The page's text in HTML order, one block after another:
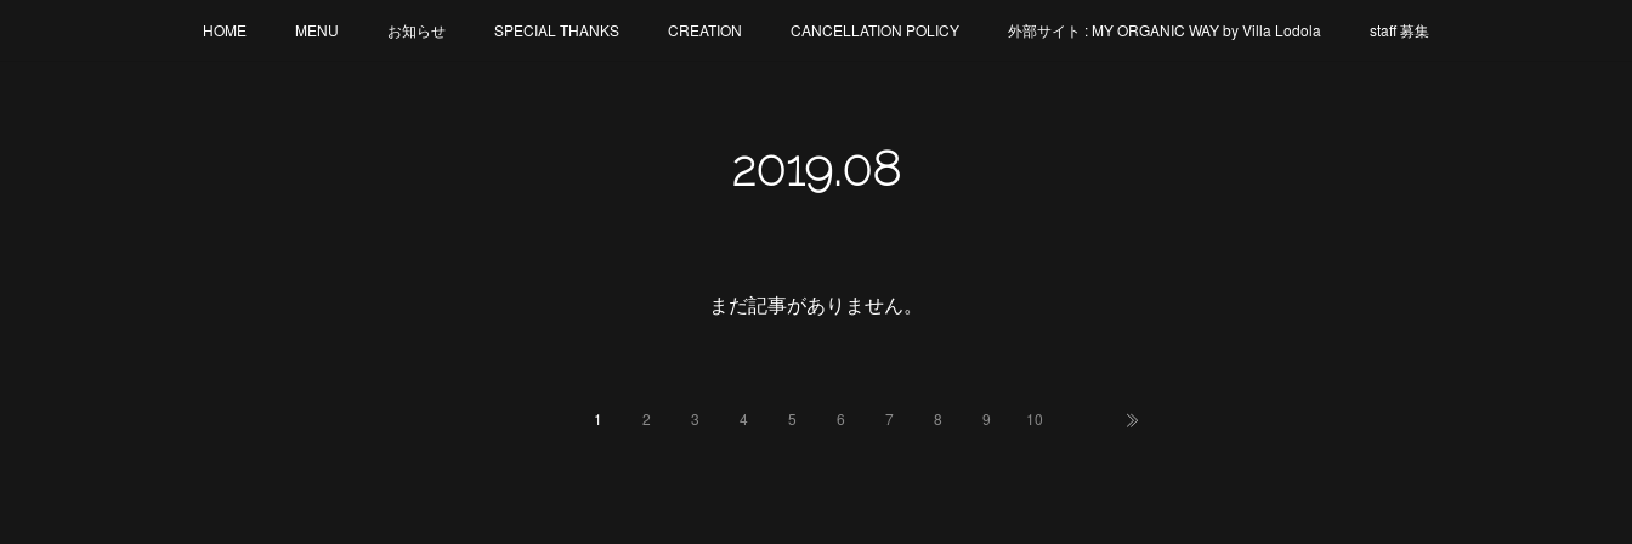
HOME MENU お知らせ SPECIAL THANKS CREATION CANCELLATION POLICY 外部サイト : MY ORGANIC WAY by Villa Lodola staff 募集
2019.08
まだ記事がありません。
1 2 3 4 5 6 7 8 9 10